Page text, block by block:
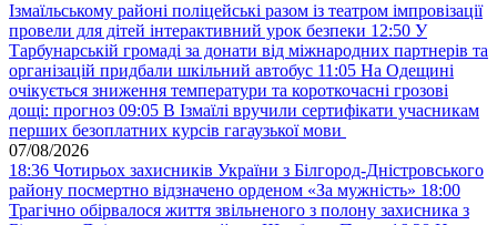
Ізмаїльському районі поліцейські разом із театром імпровізації
провели для дітей інтерактивний урок безпеки 12:50 У
Тарбунарській громаді за донати від міжнародних партнерів та
організацій придбали шкільний автобус 11:05 На Одещині
очікується зниження температури та короткочасні грозові
дощі: прогноз 09:05 В Ізмаїлі вручили сертифікати учасникам
перших безоплатних курсів гагаузької мови
07/08/2026
18:36 Чотирьох захисників України з Білгород-Дністровського
району посмертно відзначено орденом «За мужність» 18:00
Трагічно обірвалося життя звільненого з полону захисника з